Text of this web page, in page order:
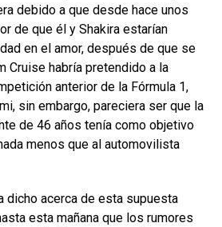
debido a que desde hace unos
de que él y Shakira estarían
en el amor, después de que se
Cruise habría pretendido a la
anterior de la Fórmula 1,
sin embargo, pareciera ser que la
de 46 años tenía como objetivo
menos que al automovilista
dicho acerca de esta supuesta
esta mañana que los rumores